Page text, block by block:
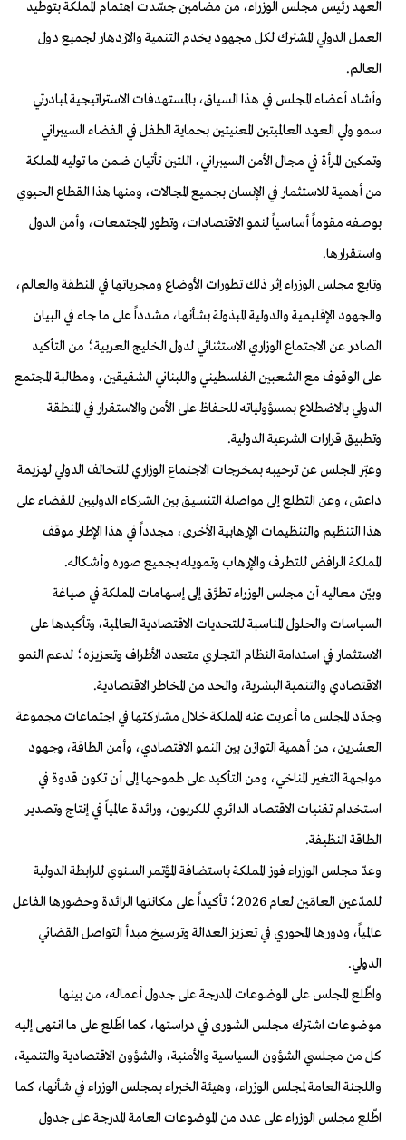
العهد رئيس مجلس الوزراء، من مضامين جسّدت اهتمام المملكة بتوطيد
العمل الدولي المشترك لكل مجهود يخدم التنمية والازدهار لجميع دول
العالم.
وأشاد أعضاء المجلس في هذا السياق، بالمستهدفات الاستراتيجية لمبادرتي
سمو ولي العهد العالميتين المعنيتين بحماية الطفل في الفضاء السيبراني
وتمكين المرأة في مجال الأمن السيبراني، اللتين تأتيان ضمن ما توليه المملكة
من أهمية للاستثمار في الإنسان بجميع المجالات، ومنها هذا القطاع الحيوي
بوصفه مقوماً أساسياً لنمو الاقتصادات، وتطور المجتمعات، وأمن الدول
واستقرارها.
وتابع مجلس الوزراء إثر ذلك تطورات الأوضاع ومجرياتها في المنطقة والعالم،
والجهود الإقليمية والدولية المبذولة بشأنها، مشدداً على ما جاء في البيان
الصادر عن الاجتماع الوزاري الاستثنائي لدول الخليج العربية؛ من التأكيد
على الوقوف مع الشعبين الفلسطيني واللبناني الشقيقين، ومطالبة المجتمع
الدولي بالاضطلاع بمسؤولياته للحفاظ على الأمن والاستقرار في المنطقة
وتطبيق قرارات الشرعية الدولية.
وعبّر المجلس عن ترحيبه بمخرجات الاجتماع الوزاري للتحالف الدولي لهزيمة
داعش، وعن التطلع إلى مواصلة التنسيق بين الشركاء الدوليين للقضاء على
هذا التنظيم والتنظيمات الإرهابية الأخرى، مجدداً في هذا الإطار موقف
المملكة الرافض للتطرف والإرهاب وتمويله بجميع صوره وأشكاله.
وبيّن معاليه أن مجلس الوزراء تطرَّق إلى إسهامات المملكة في صياغة
السياسات والحلول المناسبة للتحديات الاقتصادية العالمية، وتأكيدها على
الاستثمار في استدامة النظام التجاري متعدد الأطراف وتعزيزه؛ لدعم النمو
الاقتصادي والتنمية البشرية، والحد من المخاطر الاقتصادية.
وجدّد المجلس ما أعربت عنه المملكة خلال مشاركتها في اجتماعات مجموعة
العشرين، من أهمية التوازن بين النمو الاقتصادي، وأمن الطاقة، وجهود
مواجهة التغير المناخي، ومن التأكيد على طموحها إلى أن تكون قدوة في
استخدام تقنيات الاقتصاد الدائري للكربون، ورائدة عالمياً في إنتاج وتصدير
الطاقة النظيفة.
وعدّ مجلس الوزراء فوز المملكة باستضافة المؤتمر السنوي للرابطة الدولية
للمدّعين العامّين لعام 2026؛ تأكيداً على مكانتها الرائدة وحضورها الفاعل
عالمياً، ودورها المحوري في تعزيز العدالة وترسيخ مبدأ التواصل القضائي
الدولي.
واطّلع المجلس على الموضوعات المدرجة على جدول أعماله، من بينها
موضوعات اشترك مجلس الشورى في دراستها، كما اطّلع على ما انـتهى إليه
كل من مجلسي الشؤون السياسية والأمنية، والشؤون الاقتصادية والتنمية،
واللجنة العامة لمجلس الوزراء، وهيئة الخبراء بمجلس الوزراء في شأنها، كما
اطّلع مجلس الوزراء على عدد من الموضوعات العامة المدرجة على جدول